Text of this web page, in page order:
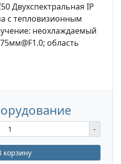
Двухспектральная IP
с тепловизионным
неохлаждаемый
область
-
корзину